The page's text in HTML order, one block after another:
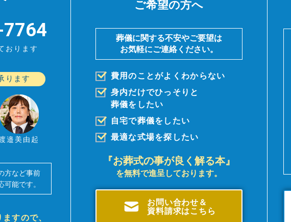
おります
ります
邉美由起
方など事前
能です。
すので、
ご希望の方へ
葬儀に関する不安やご要望は
お気軽にご連絡ください。
費用のことがよくわからない
身内だけでひっそりと
葬儀を したい
自宅で葬儀をしたい
最適な式場を探したい
『お葬式の事が良く解る本』
を無料で進呈しております。
お問い合わせ＆
資料請求はこちら